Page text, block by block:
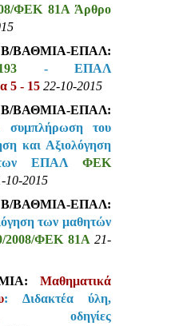
ΦΕΚ 81Α Άρθρο
ΒΑΘΜΙΑ-ΕΠΑΛ:
- ΕΠΑΛ
5 - 15 22-10-2015
ΒΑΘΜΙΑ-ΕΠΑΛ:
συμπλήρωση του
και Αξιολόγηση
των ΕΠΑΛΦΕΚ
10-2015
ΒΑΘΜΙΑ-ΕΠΑΛ:
των μαθητών
2008/ΦΕΚ 81A 21-
Mαθηματικά
: Διδακτέα ύλη,
οδηγίες